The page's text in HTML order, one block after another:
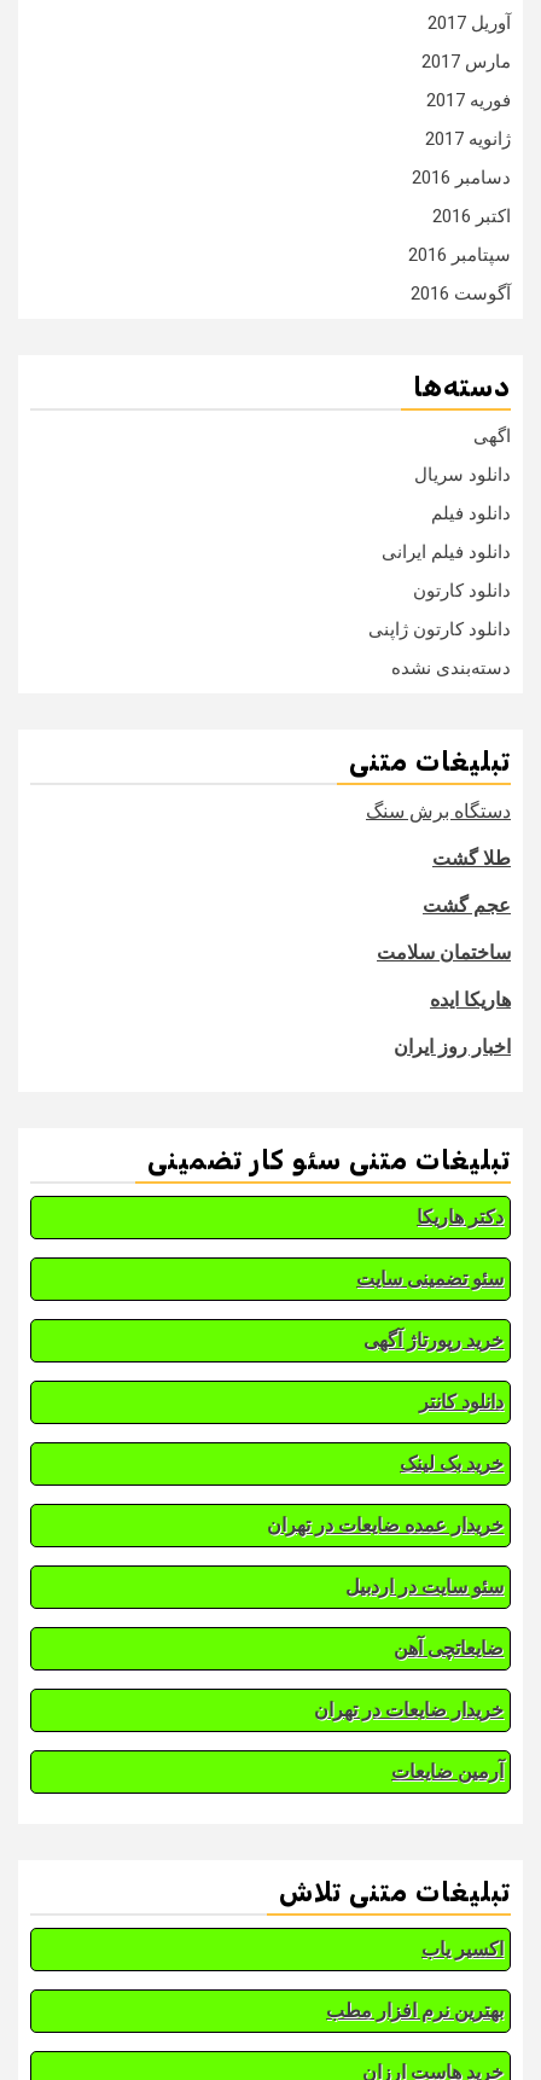
آوریل 2017
مارس 2017
فوریه 2017
ژانویه 2017
دسامبر 2016
اکتبر 2016
سپتامبر 2016
آگوست 2016
دسته‌ها
اگهی
دانلود سریال
دانلود فیلم
دانلود فیلم ایرانی
دانلود کارتون
دانلود کارتون ژاپنی
دسته‌بندی نشده
تبلیغات متنی
دستگاه برش سنگ
طلا گشت
عجم گشت
ساختمان سلامت
هاریکا ایده
اخبار روز ایران
تبلیغات متنی سئو کار تضمینی
دکتر هاریکا
سئو تضمینی سایت
خرید رپورتاژ آگهی
دانلود کانتر
خرید بک لینک
خریدار عمده ضایعات در تهران
سئو سایت در اردبیل
ضایعاتچی آهن
خریدار ضایعات در تهران
آرمین ضایعات
تبلیغات متنی تلاش
اکسیر یاب
بهترین نرم افزار مطب
خرید هاست ارزان